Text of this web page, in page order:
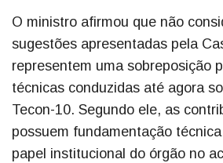
O ministro afirmou que não
sugestões apresentadas pela
representem uma sobreposição
técnicas conduzidas até agora
Tecon-10. Segundo ele, as
possuem fundamentação
papel institucional do órgão no